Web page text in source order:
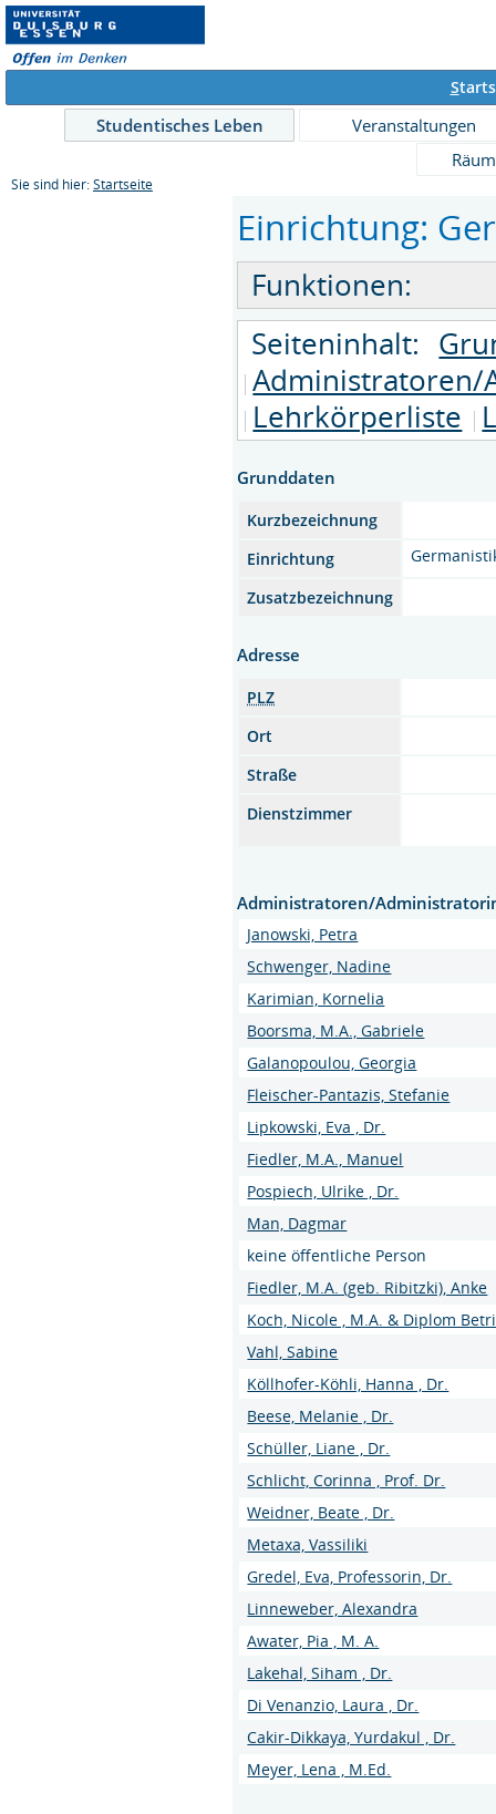
S
Studentisches Leben
Veranstaltungen
Sie sind hier: Startseite
Einrichtung:
Funktionen:
Seiteninhalt:
Lehrkörperliste
Grunddaten
Kurzbezeichnung
Einrichtung
Zusatzbezeichnung
Adresse
PLZ
Ort
Straße
Dienstzimmer
Administratoren/
Janowski, Petra
Schwenger, Nadine
Karimian, Kornelia
Boorsma, M.A., Gabriele
Galanopoulou, Georgia
Fleischer-Pantazis, Stefanie
Lipkowski, Eva , Dr.
Fiedler, M.A., Manuel
Pospiech, Ulrike , Dr.
Man, Dagmar
keine öffentliche Person
Fiedler, M.A. (geb. Ribitzki), Anke
Koch, Nicole , M.A. & Diplom
Vahl, Sabine
Köllhofer-Köhli, Hanna , Dr.
Beese, Melanie , Dr.
Schüller, Liane , Dr.
Schlicht, Corinna , Prof. Dr.
Weidner, Beate , Dr.
Metaxa, Vassiliki
Gredel, Eva, Professorin, Dr.
Linneweber, Alexandra
Awater, Pia , M. A.
Lakehal, Siham , Dr.
Di Venanzio, Laura , Dr.
Cakir-Dikkaya, Yurdakul , Dr.
Meyer, Lena , M.Ed.